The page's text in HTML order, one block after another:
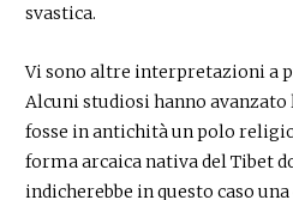
svastica.
Vi sono altre interpretazioni a
Alcuni studiosi hanno avanzato
fosse in antichità un polo
forma arcaica nativa del Tibet
indicherebbe in questo caso